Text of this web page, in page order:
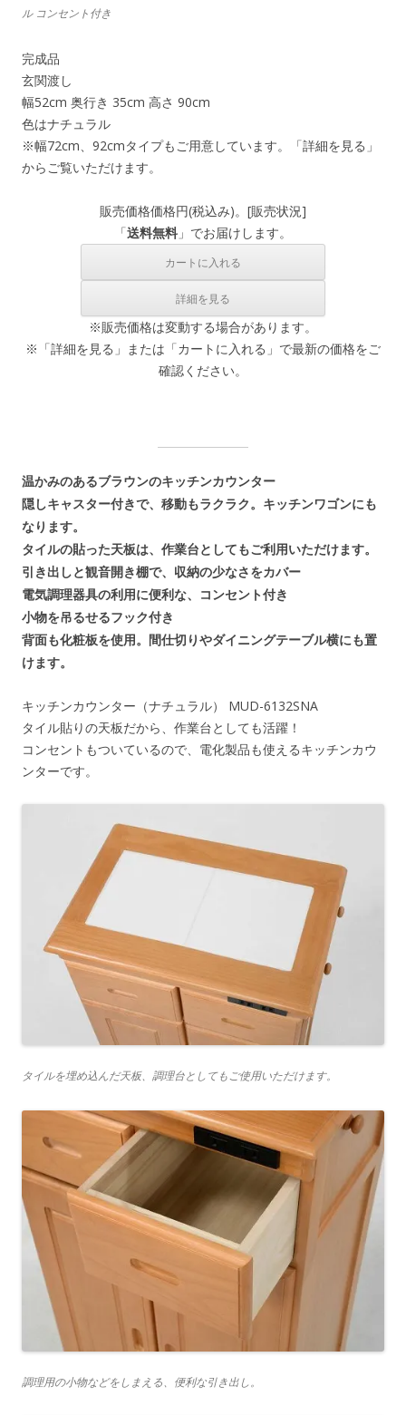
ル コンセント付き
完成品
玄関渡し
幅52cm 奥行き 35cm 高さ 90cm
色はナチュラル
※幅72cm、92cmタイプもご用意しています。「詳細を見る」
からご覧いただけます。
販売価格価格円(税込み)。[販売状況]
「送料無料 」でお届けします。
※販売価格は変動する場合があります。
※「詳細を見る」または「カートに入れる」で最新の価格をご
確認ください。
温かみのあるブラウンのキッチンカウンター
隠しキャスター付きで、移動もラクラク。キッチンワゴンにも
なります。
タイルの貼った天板は、作業台としてもご利用いただけます。
引き出しと観音開き棚で、収納の少なさをカバー
電気調理器具の利用に便利な、コンセント付き
小物を吊るせるフック付き
背面も化粧板を使用。間仕切りやダイニングテーブル横にも置
けます。
キッチンカウンター（ナチュラル） MUD-6132SNA
タイル貼りの天板だから、作業台としても活躍！
コンセントもついているので、電化製品も使えるキッチンカウ
ンターです。
タイルを埋め込んだ天板、調理台としてもご使用いただけます。
調理用の小物などをしまえる、便利な引き出し。